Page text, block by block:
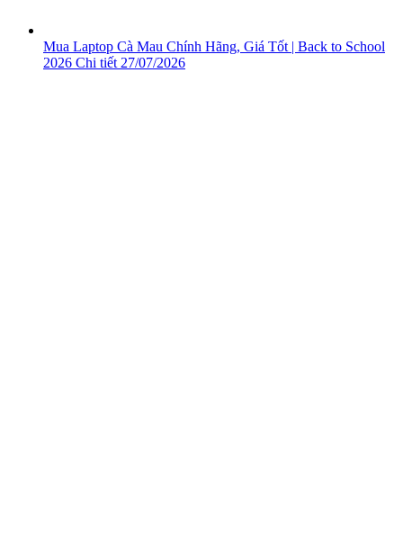
Mua Laptop Cà Mau Chính Hãng, Giá Tốt | Back to School
2026 Chi tiết 27/07/2026